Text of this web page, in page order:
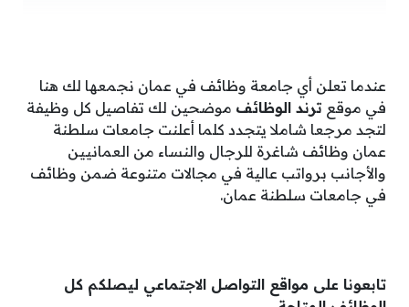
عندما تعلن أي جامعة وظائف في عمان نجمعها لك هنا
في موقع ترند الوظائف موضحين لك تفاصيل كل وظيفة
لتجد مرجعا شاملا يتجدد كلما أعلنت جامعات سلطنة
عمان وظائف شاغرة للرجال والنساء من العمانيين
والأجانب برواتب عالية في مجالات متنوعة ضمن وظائف
في جامعات سلطنة عمان.
تابعونا على مواقع التواصل الاجتماعي ليصلكم كل